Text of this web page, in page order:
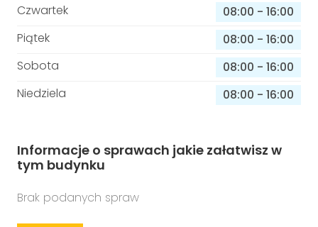
Czwartek
08:00 - 16:00
Piątek
08:00 - 16:00
Sobota
08:00 - 16:00
Niedziela
08:00 - 16:00
Informacje o sprawach jakie załatwisz w
tym budynku
Brak podanych spraw